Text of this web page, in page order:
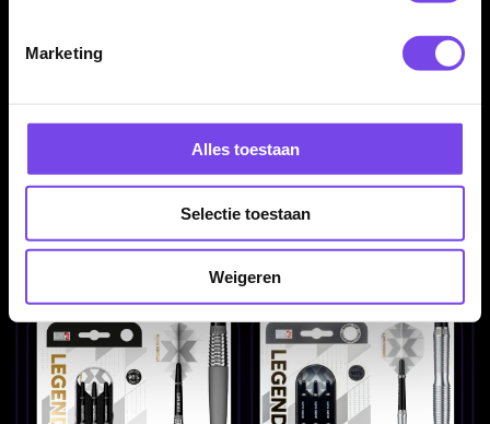
Marketing
Alles toestaan
Selectie toestaan
Weigeren
Legend Evolution Plus
BC01 90% - Dartpijlen
Legend Lisa Ashton The
Lancashire Rose 90% -
Dartpijlen
€ 89.95